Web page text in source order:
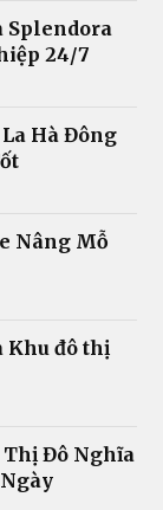
Splendora
24/7
Hà Đông
Nâng Mỗ
Khu đô thị
Thị Đô Nghĩa